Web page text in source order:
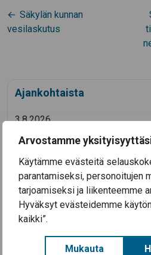
Arvostamme
Käytämme evästeitä
parantamiseksi, personoitujen
tarjoamiseksi ja liikenteemme
Hyväksyt evästeidemme
kaikki”.
Mukauta
Artikkelien
selaus
Säkylän kunnan
vesilaskutus
Ajankohtaista
3.8.2026
Säkylän Taiteiden yö 2026
14.7.2026
Aineellisen avun kortteja on
Säkylässä (EU-ruokakortteja)